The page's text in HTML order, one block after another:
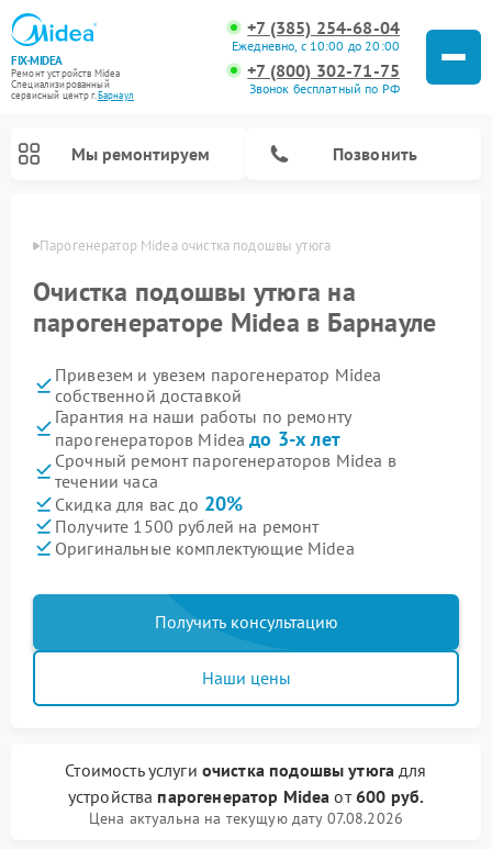
FIX-MIDEA
Ремонт устройств Midea
Специализированный
cервисный центр г.Барнаул
+7 (385) 254-68-04
Ежедневно, с 10:00 до 20:00
+7 (800) 302-71-75
Звонок бесплатный по РФ
Мы ремонтируем Позвонить
Парогенератор Midea очистка подошвы утюга
Очистка подошвы утюга на
парогенераторе Midea в Барнауле
Привезем и увезем парогенератор Midea
собственной доставкой
Гарантия на наши работы по ремонту
парогенераторов Mideaдо 3-х лет
Срочный ремонт парогенераторов Midea в
течении часа
Скидка для вас до 20%
Получите 1500 рублей на ремонт
Оригинальные комплектующие Midea
Получить консультацию
Наши цены
Стоимость услуги очистка подошвы утюга для
устройства парогенератор Midea от600 руб.
Цена актуальна на текущую дату 07.08.2026